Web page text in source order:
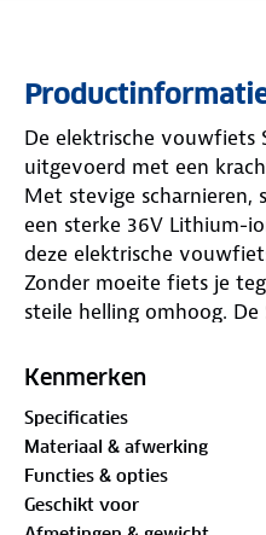
De elektrische vouwfiets
uitgevoerd met een
Met stevige scharnieren,
een sterke 36V Lithium-
deze elektrische
Zonder moeite fiets je
steile helling omhoog. De
seconden is hij simpel te
ELEKTRISCHE
MIDDENMOTOR MET
De Lacros Scamper
Kenmerken
Specificaties
Materiaal & afwerking
Functies & opties
Geschikt voor